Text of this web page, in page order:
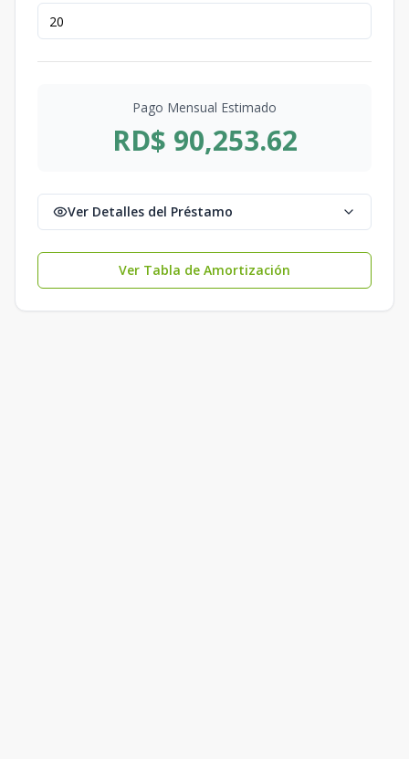
Pago Mensual Estimado
RD$ 90,253.62
Ver Detalles del Préstamo
Ver Tabla de Amortización